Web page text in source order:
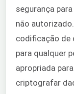
segurança
não
codificação de
para qualquer
apropriada
criptografar